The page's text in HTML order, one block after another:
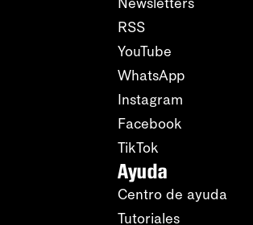
RSS
YouTube
WhatsApp
Instagram
Facebook
TikTok
Ayuda
Centro de ayuda
Tutoriales